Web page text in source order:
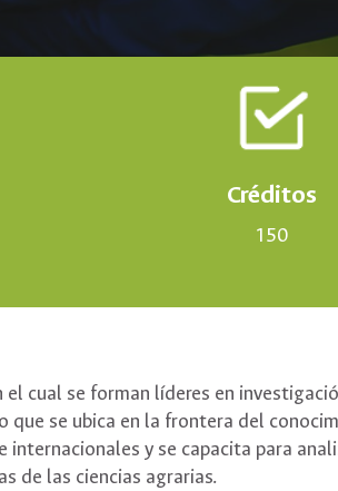
Créditos
150
cual se forman líderes en
se ubica en la frontera del
y se capacita para
de las ciencias agrarias.